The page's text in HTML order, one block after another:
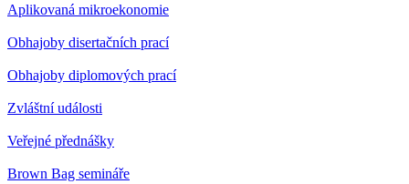
Aplikovaná mikroekonomie
Obhajoby disertačních prací
Obhajoby diplomových prací
Zvláštní události
Veřejné přednášky
Brown Bag semináře